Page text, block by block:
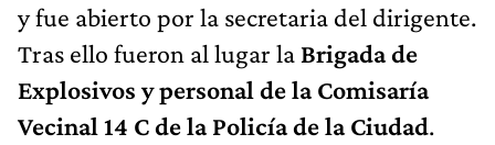
y fue abierto por la secretaria del dirigente.
Tras ello fueron al lugar la Brigada de
Explosivos y personal de la Comisaría
Vecinal 14 C de la Policía de la Ciudad.